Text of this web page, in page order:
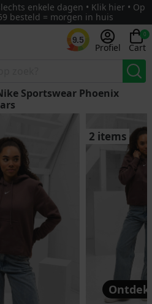
enkele dagen • Klik hier • Op
besteld = morgen in huis
9.5
Profiel
0
Cart
Sportswear Phoenix
2 items